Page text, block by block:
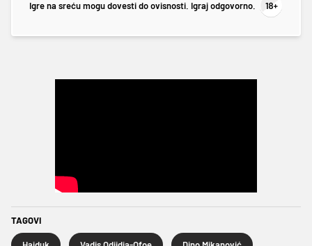
Igre na sreću mogu dovesti do ovisnosti. Igraj odgovorno.
TAGOVI